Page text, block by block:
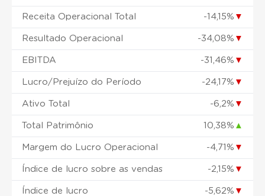
Receita Operacional Total -14,15% ▼
Resultado Operacional -34,08% ▼
EBITDA -31,46% ▼
Lucro/Prejuízo do Período -24,17% ▼
Ativo Total -6,2% ▼
Total Patrimônio 10,38% ▲
Margem do Lucro Operacional -4,71% ▼
Índice de lucro sobre as vendas -2,15% ▼
Índice de lucro -5,62% ▼